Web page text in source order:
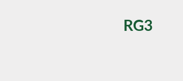
RG3